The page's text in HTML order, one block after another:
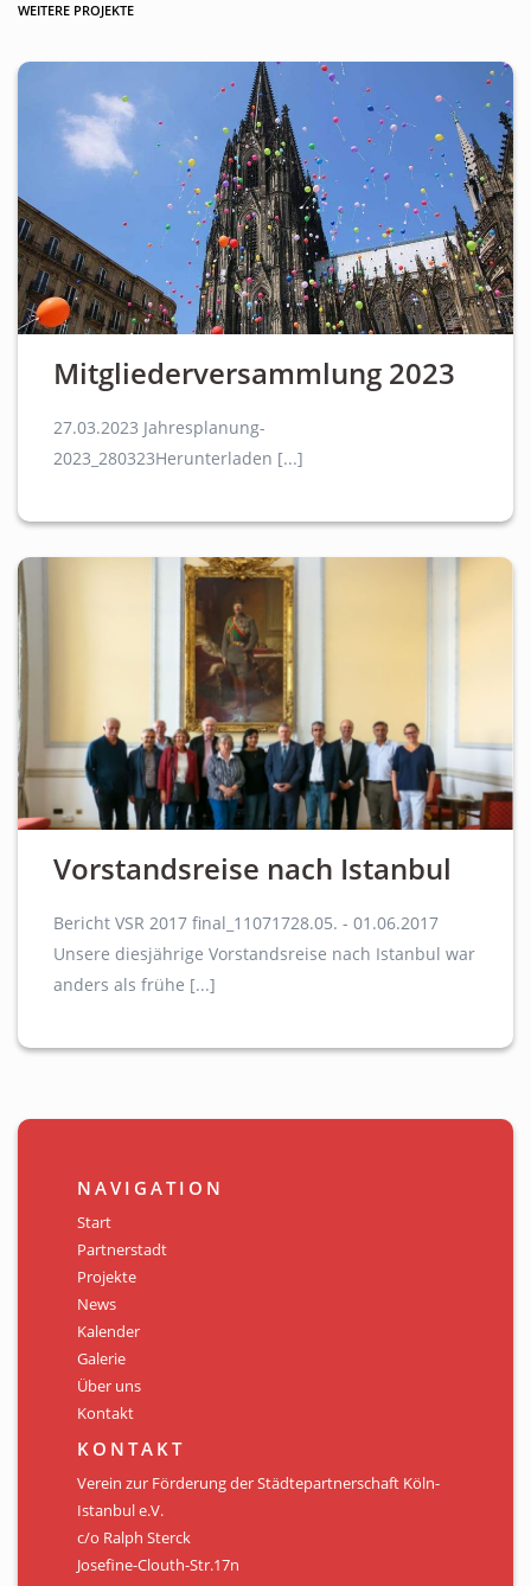
WEITERE PROJEKTE
Mitgliederversammlung 2023
27.03.2023 Jahresplanung-
2023_280323Herunterladen [...]
Vorstandsreise nach Istanbul
Bericht VSR 2017 final_11071728.05. - 01.06.2017
Unsere diesjährige Vorstandsreise nach Istanbul war
anders als frühe [...]
NAVIGATION
Start
Partnerstadt
Projekte
News
Kalender
Galerie
Über uns
Kontakt
KONTAKT
Verein zur Förderung der Städtepartnerschaft Köln-
Istanbul e.V.
c/o Ralph Sterck
Josefine-Clouth-Str.17n